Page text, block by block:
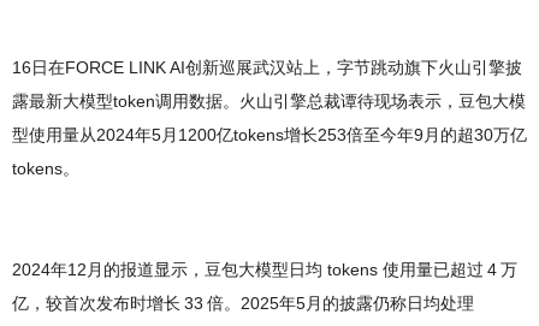
16日在FORCE LINK AI创新巡展武汉站上，字节跳动旗下火山引擎披
露最新大模型token调用数据。火山引擎总裁谭待现场表示，豆包大模
型使用量从2024年5月1200亿tokens增长253倍至今年9月的超30万亿
tokens。
2024年12月的报道显示，豆包大模型日均 tokens 使用量已超过 4 万
亿，较首次发布时增长 33 倍。2025年5月的披露仍称日均处理